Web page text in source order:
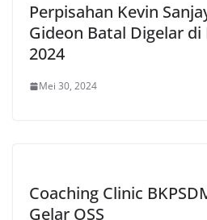
Perpisahan Kevin
Gideon Batal Digelar
2024
Mei 30, 2024
Coaching Clinic
Gelar OSS